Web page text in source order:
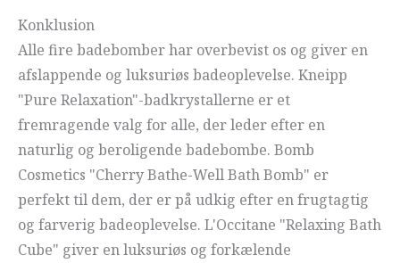
Konklusion
Alle fire badebomber har overbevist os og giver en
afslappende og luksuriøs badeoplevelse. Kneipp
"Pure Relaxation"-badkrystallerne er et
fremragende valg for alle, der leder efter en
naturlig og beroligende badebombe. Bomb
Cosmetics "Cherry Bathe-Well Bath Bomb" er
perfekt til dem, der er på udkig efter en frugtagtig
og farverig badeoplevelse. L'Occitane "Relaxing Bath
Cube" giver en luksuriøs og forkælende